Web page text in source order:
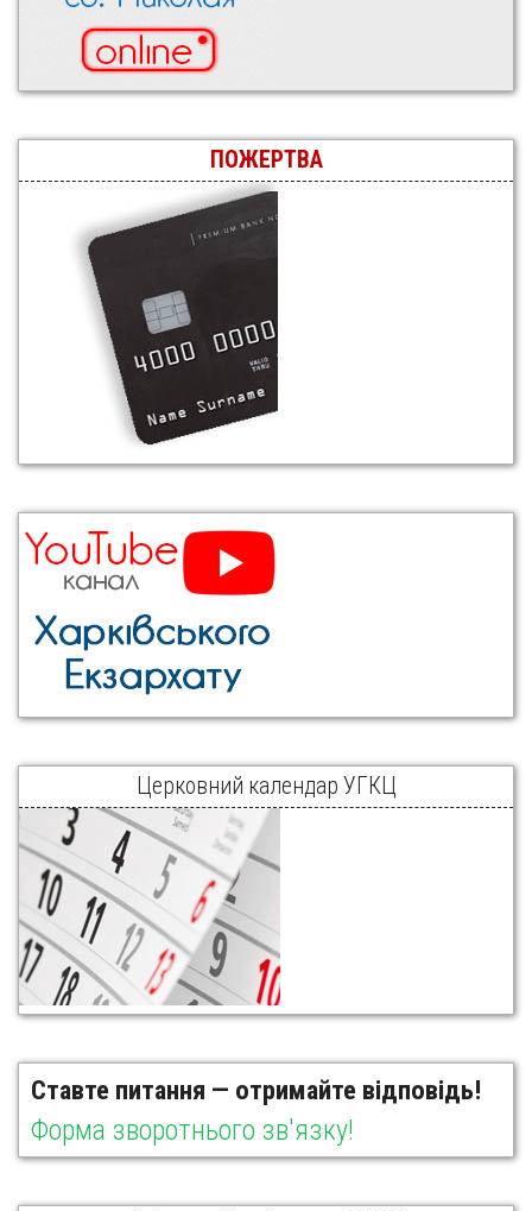
ПОЖЕРТВА
Церковний календар УГКЦ
Ставте питання — отримайте відповідь!
Форма зворотнього зв'язку!